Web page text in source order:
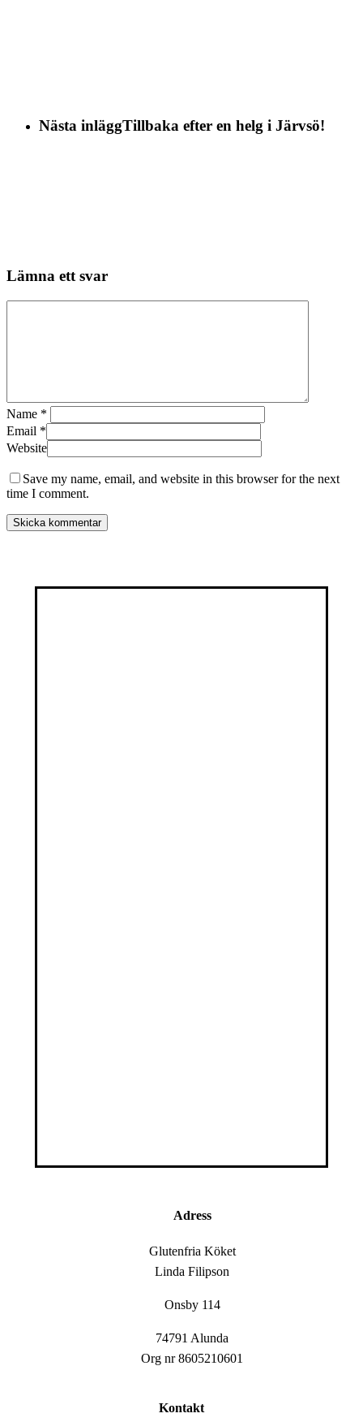
Nästa inläggTillbaka efter en helg i Järvsö!
Lämna ett svar
Name *
Email *
Website
Save my name, email, and website in this browser for the next
time I comment.
Adress
Glutenfria Köket
Linda Filipson
Onsby 114
74791 Alunda
Org nr 8605210601
Kontakt